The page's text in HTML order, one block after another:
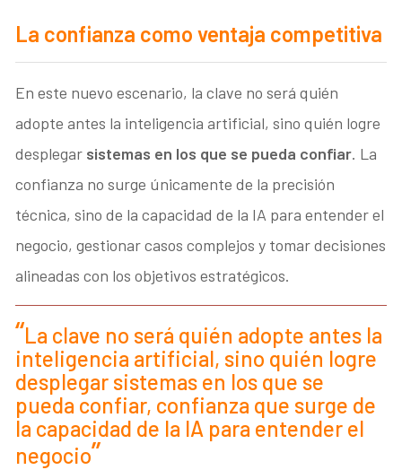
La confianza como ventaja competitiva
En este nuevo escenario, la clave no será quién
adopte antes la inteligencia artificial, sino quién logre
desplegar sistemas en los que se pueda confiar. La
confianza no surge únicamente de la precisión
técnica, sino de la capacidad de la IA para entender el
negocio, gestionar casos complejos y tomar decisiones
alineadas con los objetivos estratégicos.
La clave no será quién adopte antes la
inteligencia artificial, sino quién logre
desplegar sistemas en los que se
pueda confiar, confianza que surge de
la capacidad de la IA para entender el
negocio